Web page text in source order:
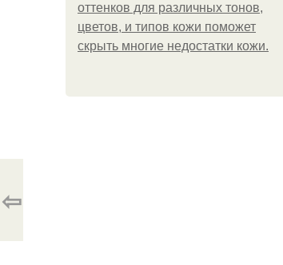
оттенков для различных тонов,
цветов, и типов кожи поможет
скрыть многие недостатки кожи.
⇦